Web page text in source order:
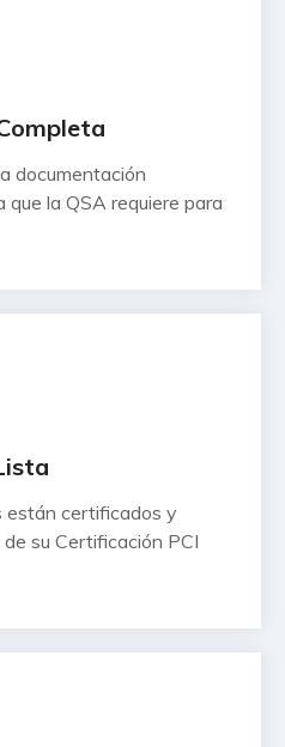
documentación
la QSA requiere para
están certificados y
su Certificación PCI